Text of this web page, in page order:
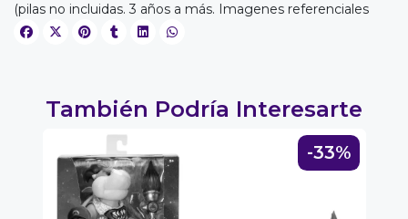
JUGAR
(pilas no incluidas. 3 años a más. Imagenes referenciales
También Podría Interesarte
-33%